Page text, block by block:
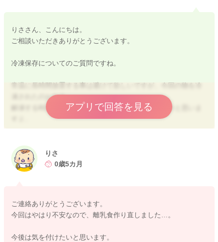
りささん、こんにちは。
ご相談いただきありがとうございます。
冷凍保存についてのご質問ですね。
常温に長時間放置する事は避けて欲しいですが、今回の物を冷
凍されたのかな？
解凍する時にしっかりと加熱すれば、食べてもいいかと思いま
に温度を下げるようにしましょう。
アプリで回答を見る
りさ
0歳5カ月
ご連絡ありがとうございます。
今回はやはり不安なので、離乳食作り直しました…。
今後は気を付けたいと思います。